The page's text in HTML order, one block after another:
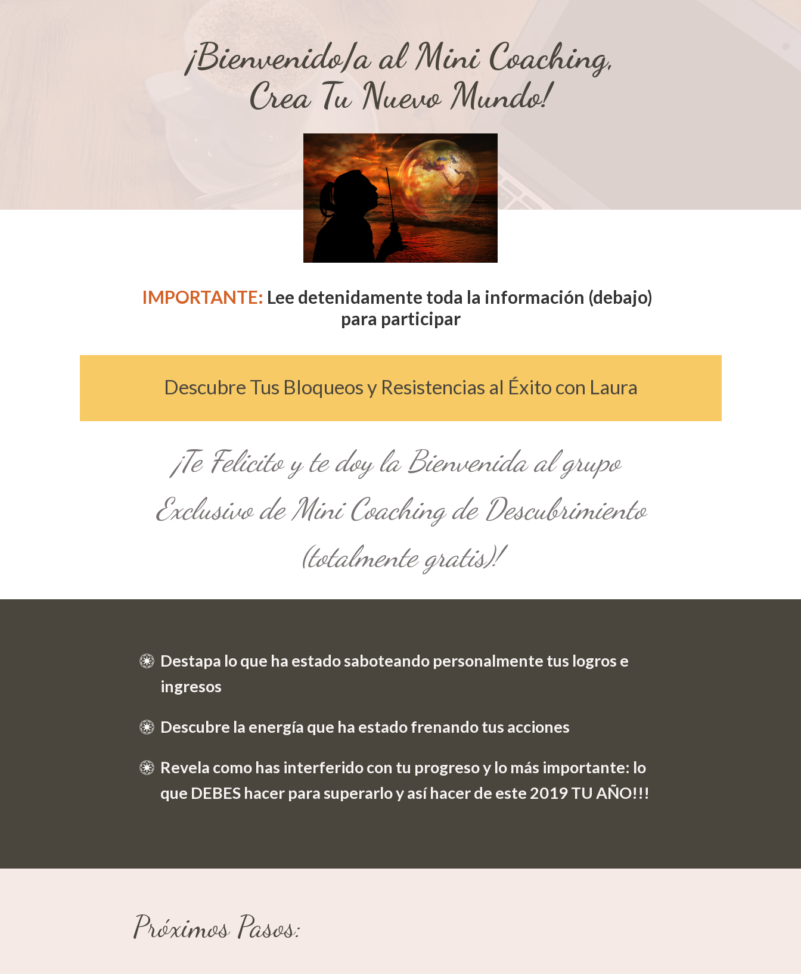
¡Bienvenido/a al Mini Coaching,
Crea Tu Nuevo Mundo!
IMPORTANTE: Lee detenidamente toda la información (debajo)
para participar
Des​​​​cubre Tus Bloqueos y Resistencias al Éxito con Laura
¡Te Felicito y te doy la Bienvenida al grupo
Exclusivo de Mini Coaching de Descubrimiento
(totalmente gratis)!
Destapa lo que ha estado saboteando personalmente tus logros e
ingresos
Descubre la energía que ha estado frenando tus acciones
Revela como has interferido con tu progreso y lo más importante: lo
que DEBES hacer para superarlo y así hacer de este 2019 TU AÑO!!!
Próximos Pasos: